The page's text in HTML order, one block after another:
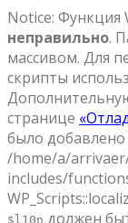
Notice: Функция
неправильно.
массивом. Для
скрипты
странице
было добавлено
/home/a/
includes/
$l10n должен